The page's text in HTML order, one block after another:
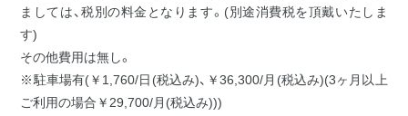
ましては、税別の料金となります。(別途消費税を頂戴いたしま
す)
その他費用は無し。
※駐車場有(￥1,760/日(税込み)、￥36,300/月(税込み)(3ヶ月以上
ご利用の場合￥29,700/月(税込み)))